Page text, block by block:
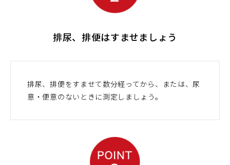
排尿、排便はすませましょう
排尿、排便をすませて数分経ってから、または、尿
意・便意のないときに測定しましょう。